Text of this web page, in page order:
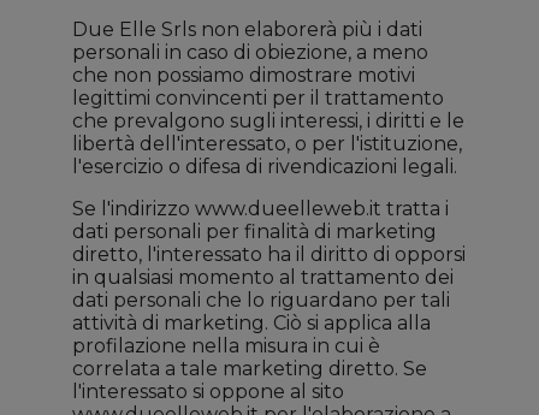
Due Elle Srls non elaborerà più i dati
personali in caso di obiezione, a meno
che non possiamo dimostrare motivi
legittimi convincenti per il trattamento
che prevalgono sugli interessi, i diritti e le
libertà dell'interessato, o per l'istituzione,
l'esercizio o difesa di rivendicazioni legali.
Se l'indirizzo www.dueelleweb.it tratta i
dati personali per finalità di marketing
diretto, l'interessato ha il diritto di opporsi
in qualsiasi momento al trattamento dei
dati personali che lo riguardano per tali
attività di marketing. Ciò si applica alla
profilazione nella misura in cui è
correlata a tale marketing diretto. Se
l'interessato si oppone al sito